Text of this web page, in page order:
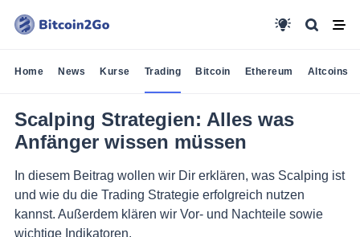
Home News Kurse Trading Bitcoin Ethereum Altcoins
Scalping Strategien: Alles was
Anfänger wissen müssen
In diesem Beitrag wollen wir Dir erklären, was Scalping ist
und wie du die Trading Strategie erfolgreich nutzen
kannst. Außerdem klären wir Vor- und Nachteile sowie
wichtige Indikatoren.